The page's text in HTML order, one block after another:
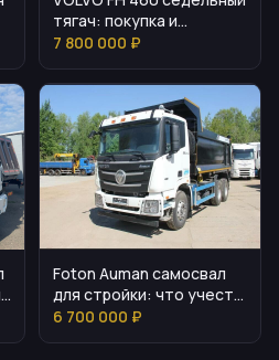
тягач: покупка и
преимущества
7 800 000 ₽
Foton Auman самосвал
для стройки: что учесть
перед покупкой
6 700 000 ₽